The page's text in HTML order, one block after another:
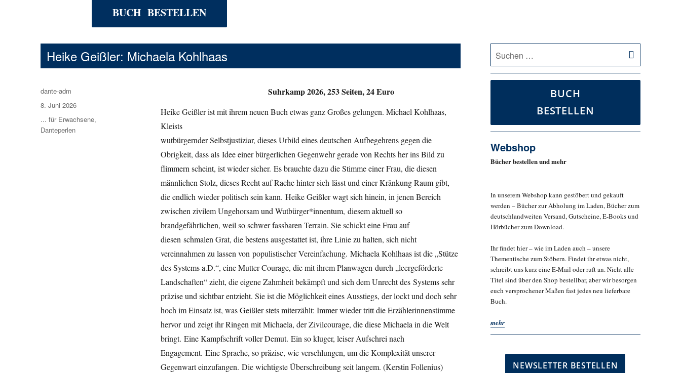
BUCH BESTELLEN
Heike Geißler: Michaela Kohlhaas
Suhrkamp 2026, 253 Seiten, 24 Euro
Heike Geißler ist mit ihrem neuen Buch etwas ganz Großes gelungen. Michael Kohlhaas,
Kleists
wutbürgernder Selbstjustiziar, dieses Urbild eines deutschen Aufbegehrens gegen die
Obrigkeit, dass als Idee einer bürgerlichen Gegenwehr gerade von Rechts her ins Bild zu
flimmern scheint, ist wieder sicher. Es brauchte dazu die Stimme einer Frau, die diesen
männlichen Stolz, dieses Recht auf Rache hinter sich lässt und einer Kränkung Raum gibt,
die endlich wieder politisch sein kann. Heike Geißler wagt sich hinein, in jenen Bereich
zwischen zivilem Ungehorsam und Wutbürger*innentum, diesem aktuell so
brandgefährlichen, weil so schwer fassbaren Terrain. Sie schickt eine Frau auf
diesen schmalen Grat, die bestens ausgestattet ist, ihre Linie zu halten, sich nicht
vereinnahmen zu lassen von populistischer Vereinfachung. Michaela Kohlhaas ist die „Stütze
des Systems a.D.“, eine Mutter Courage, die mit ihrem Planwagen durch „leergeförderte
Landschaften“ zieht, die eigene Zahmheit bekämpft und sich dem Unrecht des Systems sehr
präzise und sichtbar entzieht. Sie ist die Möglichkeit eines Ausstiegs, der lockt und doch sehr
hoch im Einsatz ist, was Geißler stets miterzählt: Immer wieder tritt die Erzählerinnenstimme
hervor und zeigt ihr Ringen mit Michaela, der Zivilcourage, die diese Michaela in die Welt
bringt. Eine Kampfschrift voller Demut. Ein so kluger, leiser Aufschrei nach
Engagement. Eine Sprache, so präzise, wie verschlungen, um die Komplexität unserer
Gegenwart einzufangen. Die wichtigste Überschreibung seit langem. (Kerstin Follenius)
Autor
dante-adm
Veröffentlicht
am
8. Juni 2026
Kategorien
... für Erwachsene,
Danteperlen
nach:
BUCH
BESTELLEN
Webshop
Bücher bestellen und mehr
In unserem Webshop kann gestöbert und gekauft
werden – Bücher zur Abholung im Laden, Bücher zum
deutschlandweiten Versand, Gutscheine, E-Books und
Hörbücher zum Download.
Ihr findet hier – wie im Laden auch – unsere
Thementische zum Stöbern. Findet ihr etwas nicht,
schreibt uns kurz eine E-Mail oder ruft an. Nicht alle
Titel sind über den Shop bestellbar, aber wir besorgen
euch versprochener Maßen fast jedes neu lieferbare
Buch.
mehr